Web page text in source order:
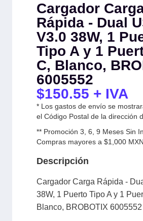
Cargador
Rápida - Dual
V3.0 38W, 1
Tipo A y 1
C, Blanco,
6005552
$150.55 + IVA
* Los gastos de envío se
el Código Postal de la dirección
** Promoción 3, 6, 9 Meses Sin
Compras mayores a $1,000 MXN
Descripción
Cargador Carga Rápida -
38W, 1 Puerto Tipo A y 1
Blanco, BROBOTIX 6005552